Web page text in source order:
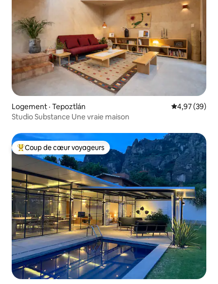
Logement · Tepoztlán Note
4,97 (39)
Studio Substance Une vraie maison
Coup de cœur voyageurs parmi les plus aimés
Coup de cœur voyageurs